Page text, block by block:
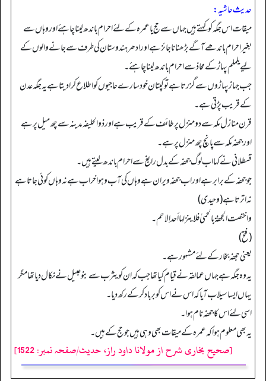
حدیث حاشیہ:
میقات اس جگہ کو کہتے ہیں جہاں سے حج یا عمرہ کے لئے احرام باندھ لینا چاہئے اور وہاں سے
بغیر احرام باندھے آگے بڑھنا ناجائز ہے اور ادھر ہندوستان کی طرف سے جانے والوں کے
لیے یلملم پہاڑ کے محاذ سے احرام باندھ لینا چاہئے۔
جب جہاز پہاڑوں سے گزرتا ہے تو کپتان خود سارے حاجیوں کو اطلاع کرادیتا ہے یہ جگہ عدن
کے قریب پڑتی ہے۔
قرن منازل مکہ سے دومنزل پر طائف کے قریب ہے اور ذوالحلیفہ مدینہ سے چھ میل پر ہے
اور جحفہ مکہ سے پانچ چھ منزل پر ہے۔
قسطلانی نے کہا اب لوگ جحفہ کے بدل رابغ سے احرام باندھ لیتے ہیں۔
جو جحفہ کے برابر ہے اور اب جحفہ ویران ہے وہاں کی آب وہوا خراب ہے نہ وہاں کوئی جاتا ہے
نہ اترتا ہے (وحیدی)
واختصت الجحفة بالحمیٰ فلاینزلها أحد إلاحم۔
(فتح)
یعنی حجفہ بخار کے لئے مشہور ہے۔
یہ وہ جگہ ہے جہاں عمالقہ نے قیام کیا تھا جب کہ ان کو یثرب سے بنو عبیل نے نکال دیا تھا مگر
یہاں ایسا سیلاب آیا کہ اس نے اس کوبرباد کر کے رکھ دیا۔
اسی لئے اس کا جحفہ نام ہوا۔
یہ بھی معلوم ہوا کہ عمرہ کے میقات بھی وہی ہیں جو حج کے ہیں۔
[صحیح بخاری شرح از مولانا داود راز، حدیث/صفحہ نمبر: 1522]